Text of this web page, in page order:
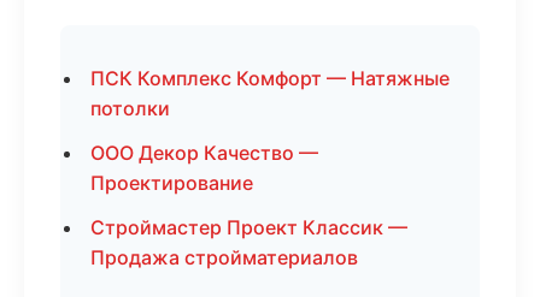
ПСК Комплекс Комфорт — Натяжные
потолки
ООО Декор Качество —
Проектирование
Строймастер Проект Классик —
Продажа стройматериалов